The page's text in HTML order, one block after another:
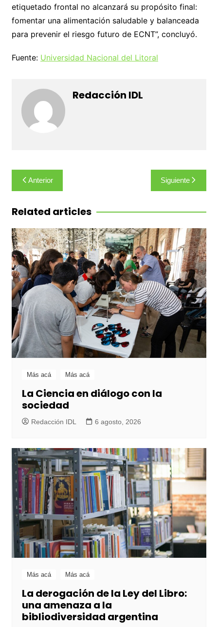
etiquetado frontal no alcanzará su propósito final:
fomentar una alimentación saludable y balanceada
para prevenir el riesgo futuro de ECNT”, concluyó.
Fuente: Universidad Nacional del Litoral
Redacción IDL
Navegación
de
entradas
Anterior Siguiente
Related articles
Más acá Más acá
La Ciencia en diálogo con la
sociedad
Redacción IDL 6 agosto, 2026
Más acá Más acá
La derogación de la Ley del Libro:
una amenaza a la
bibliodiversidad argentina